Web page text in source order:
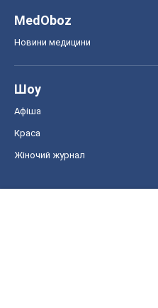
MedOboz
Новини медицини
Шоу
Афіша
Краса
Жіночий журнал